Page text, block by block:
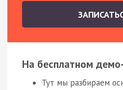
На бесплатном
Тут мы разбираем